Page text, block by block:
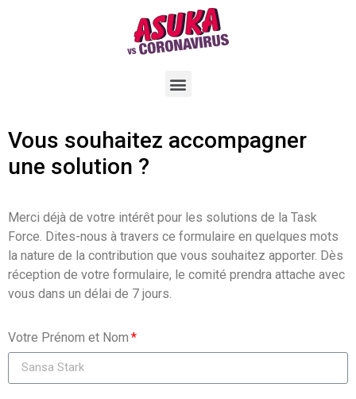
Vous souhaitez accompagner
une solution ?
Merci déjà de votre intérêt pour les solutions de la Task
Force. Dites-nous à travers ce formulaire en quelques mots
la nature de la contribution que vous souhaitez apporter. Dès
réception de votre formulaire, le comité prendra attache avec
vous dans un délai de 7 jours.
Votre Prénom et Nom